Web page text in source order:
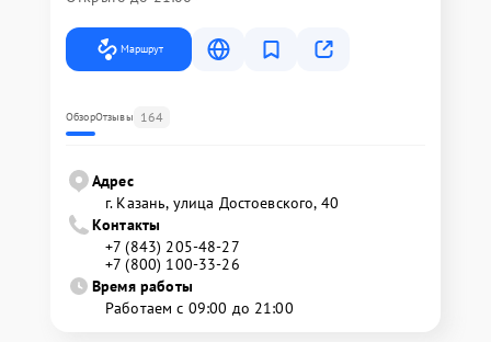
Маршрут
ОбзорОтзывы 164
Адрес
г. Казань, улица Достоевского, 40
Контакты
+7 (843) 205-48-27
+7 (800) 100-33-26
Время работы
Работаем с 09:00 до 21:00